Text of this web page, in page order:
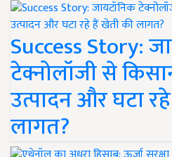
Success Story:
टेक्नोलॉजी से
उत्पादन और घटा
लागत?